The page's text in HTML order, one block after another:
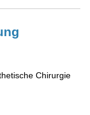
Chirurgie